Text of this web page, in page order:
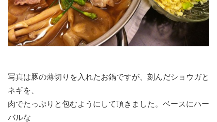
写真は豚の薄切りを入れたお鍋ですが、刻んだショウガと
ネギを、
肉でたっぷりと包むようにして頂きました。ベースにハー
バルな